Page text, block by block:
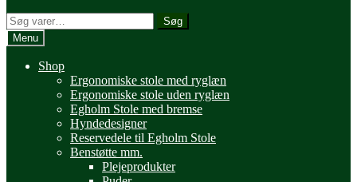
Søg
efter:
Søg
Menu
Shop
Ergonomiske stole med ryglæn
Ergonomiske stole uden ryglæn
Egholm Stole med bremse
Hyndedesigner
Reservedele til Egholm Stole
Benstøtte mm.
Plejeprodukter